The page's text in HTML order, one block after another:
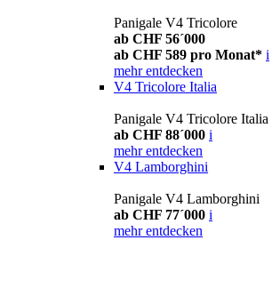
Panigale V4 Tricolore
ab CHF 56´000
ab CHF 589 pro Monat* i
mehr entdecken
V4 Tricolore Italia
Panigale V4 Tricolore Italia
ab CHF 88´000 i
mehr entdecken
V4 Lamborghini
Panigale V4 Lamborghini
ab CHF 77´000 i
mehr entdecken